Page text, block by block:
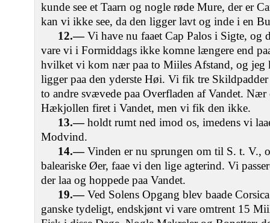
kunde see et Taarn og nogle røde Mure, der er
kan vi ikke see, da den ligger lavt og inde i en
12.—Vi have nu faaet Cap Palos i Sigte, og
vare vi i Formiddags ikke komne længere end
hvilket vi kom nær paa to Miiles Afstand, og jeg
ligger paa den yderste Høi. Vi fik tre Skildpadder
to andre svævede paa Overfladen af Vandet. Nær
Hækjollen firet i Vandet, men vi fik den ikke.
13.—holdt rumt ned imod os, imedens vi
Modvind.
14.—Vinden er nu sprungen om til S. t. V.,
baleariske Øer, faae vi den lige agterind. Vi
der laa og hoppede paa Vandet.
19.—Ved Solens Opgang blev baade
ganske tydeligt, endskjønt vi vare omtrent 15